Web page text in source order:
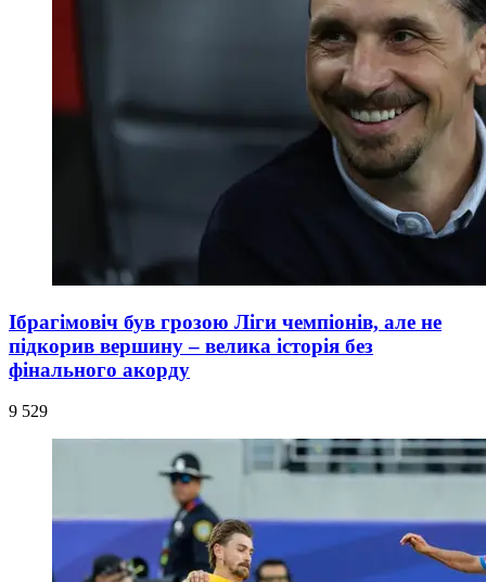
Ібрагімовіч був грозою Ліги чемпіонів, але не
підкорив вершину – велика історія без
фінального акорду
9 529